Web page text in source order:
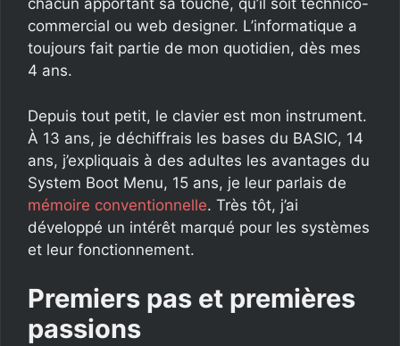
chacun apportant sa touche, qu’il soit technico-
commercial ou web designer. L’informatique a
toujours fait partie de mon quotidien, dès mes
4 ans.
Depuis tout petit, le clavier est mon instrument.
À 13 ans, je déchiffrais les bases du BASIC, 14
ans, j’expliquais à des adultes les avantages du
System Boot Menu, 15 ans, je leur parlais de
mémoire conventionnelle. Très tôt, j’ai
développé un intérêt marqué pour les systèmes
et leur fonctionnement.
Premiers pas et premières
passions